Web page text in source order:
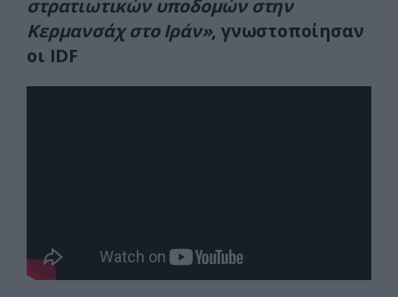
στρατιωτικών υποδομών στην
Κερμανσάχ στο Ιράν», γνωστοποίησαν
οι IDF